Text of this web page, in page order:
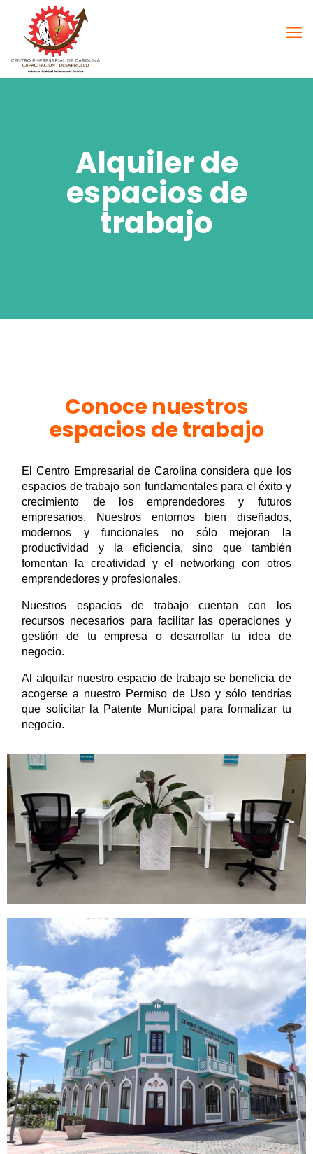
Alquiler de
espacios de
trabajo
Conoce nuestros
espacios de trabajo
El Centro Empresarial de Carolina considera que los
espacios de trabajo son fundamentales para el éxito y
crecimiento de los emprendedores y futuros
empresarios. Nuestros entornos bien diseñados,
modernos y funcionales no sólo mejoran la
productividad y la eficiencia, sino que también
fomentan la creatividad y el networking con otros
emprendedores y profesionales.
Nuestros espacios de trabajo cuentan con los
recursos necesarios para facilitar las operaciones y
gestión de tu empresa o desarrollar tu idea de
negocio.
Al alquilar nuestro espacio de trabajo se beneficia de
acogerse a nuestro Permiso de Uso y sólo tendrías
que solicitar la Patente Municipal para formalizar tu
negocio.